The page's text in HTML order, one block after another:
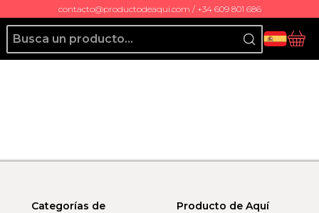
contacto@productodeaqui.com / +34 609 801 686
Producto de Aquí
Categorías de
Producto de Aquí